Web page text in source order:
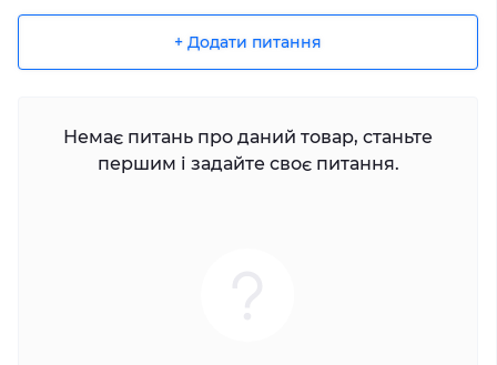
+ Додати питання
Немає питань про даний товар, станьте
першим і задайте своє питання.